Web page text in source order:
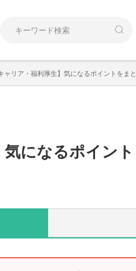
キャリア・福利厚生】気になるポイントをま
気になるポイン